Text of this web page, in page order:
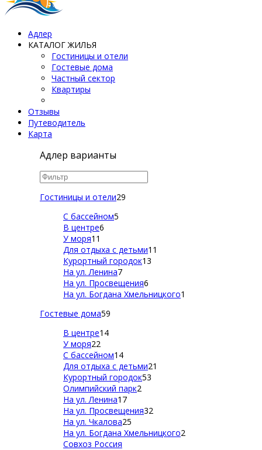
Адлер
КАТАЛОГ ЖИЛЬЯ
Гостиницы и отели
Гостевые дома
Частный сектор
Квартиры
Отзывы
Путеводитель
Карта
Адлер варианты
Гостиницы и отели29
С бассейном5
В центре6
У моря11
Для отдыха с детьми11
Курортный городок13
На ул. Ленина7
На ул. Просвещения6
На ул. Богдана Хмельницкого1
Гостевые дома59
В центре14
У моря22
С бассейном14
Для отдыха с детьми21
Курортный городок53
Олимпийский парк2
На ул. Ленина17
На ул. Просвещения32
На ул. Чкалова25
На ул. Богдана Хмельницкого2
Совхоз Россия